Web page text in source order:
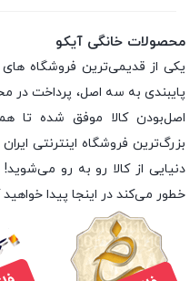
محصولات خانگی آیکو
یکی از قدیمی‌ترین فروشگاه
اصل‌بودن کالا موفق شده تا
بزرگ‌ترین فروشگاه اینترنتی
دنیایی از کالا رو به رو
خطور می‌کند در اینجا پیدا خواهید